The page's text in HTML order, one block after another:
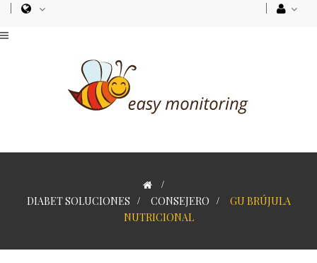
>
DIABET SOLUCIONES > CONSEJERO >
GU BRÚJULA
NUTRICIONAL